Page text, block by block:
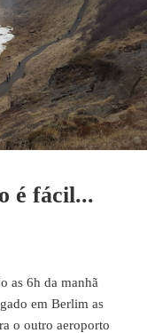
é fácil...
as 6h da manhã
em Berlim as
o outro aeroporto